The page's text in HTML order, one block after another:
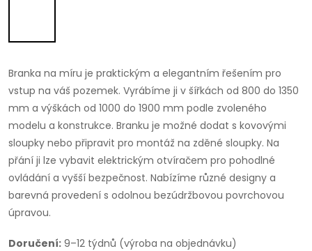
Branka na míru je praktickým a elegantním řešením pro
vstup na váš pozemek. Vyrábíme ji v šířkách od 800 do 1350
mm a výškách od 1000 do 1900 mm podle zvoleného
modelu a konstrukce. Branku je možné dodat s kovovými
sloupky nebo připravit pro montáž na zděné sloupky. Na
přání ji lze vybavit elektrickým otvíračem pro pohodlné
ovládání a vyšší bezpečnost. Nabízíme různé designy a
barevná provedení s odolnou bezúdržbovou povrchovou
úpravou.
Doručení: 9–12 týdnů (výroba na objednávku)